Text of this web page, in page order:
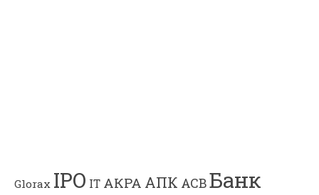
Glorax IPO IT АКРА АПК АСВБанк